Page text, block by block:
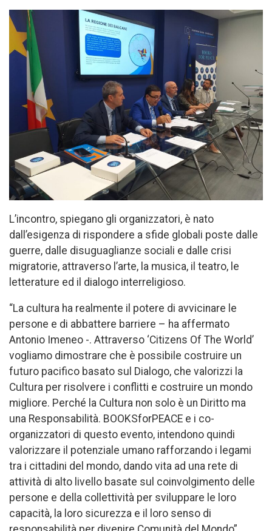
L’incontro, spiegano gli organizzatori, è nato
dall’esigenza di rispondere a sfide globali poste dalle
guerre, dalle disuguaglianze sociali e dalle crisi
migratorie, attraverso l’arte, la musica, il teatro, le
letterature ed il dialogo interreligioso.
“La cultura ha realmente il potere di avvicinare le
persone e di abbattere barriere – ha affermato
Antonio Imeneo -. Attraverso ‘Citizens Of The World’
vogliamo dimostrare che è possibile costruire un
futuro pacifico basato sul Dialogo, che valorizzi la
Cultura per risolvere i conflitti e costruire un mondo
migliore. Perché la Cultura non solo è un Diritto ma
una Responsabilità. BOOKSforPEACE e i co-
organizzatori di questo evento, intendono quindi
valorizzare il potenziale umano rafforzando i legami
tra i cittadini del mondo, dando vita ad una rete di
attività di alto livello basate sul coinvolgimento delle
persone e della collettività per sviluppare le loro
capacità, la loro sicurezza e il loro senso di